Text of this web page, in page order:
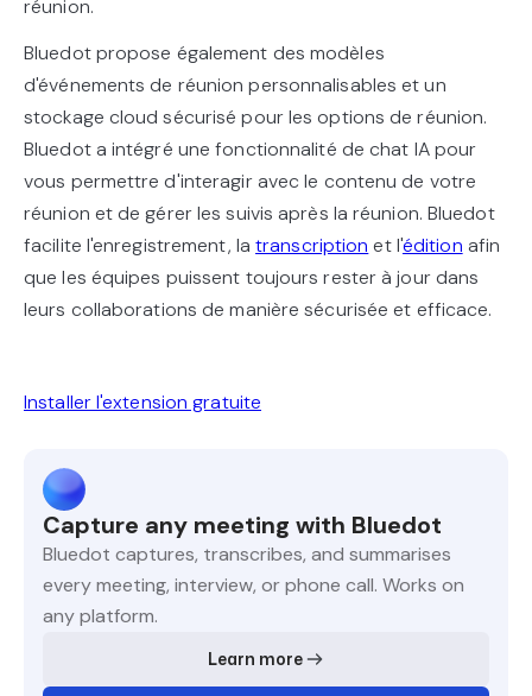
réunion.
Bluedot propose également des modèles
d'événements de réunion personnalisables et un
stockage cloud sécurisé pour les options de réunion.
Bluedot a intégré une fonctionnalité de chat IA pour
vous permettre d'interagir avec le contenu de votre
réunion et de gérer les suivis après la réunion. Bluedot
facilite l'enregistrement, latranscription et l'édition afin
que les équipes puissent toujours rester à jour dans
leurs collaborations de manière sécurisée et efficace.
Installer l'extension gratuite
Capture any meeting with Bluedot
Bluedot captures, transcribes, and summarises
every meeting, interview, or phone call. Works on
any platform.
Learn more